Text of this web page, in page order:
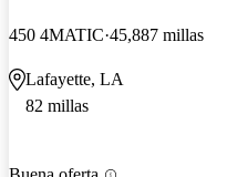
450 4MATIC 45,887 millas
Lafayette, LA
82 millas